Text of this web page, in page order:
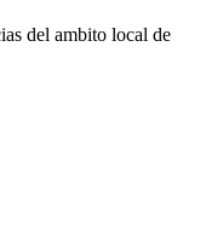
del ambito local de